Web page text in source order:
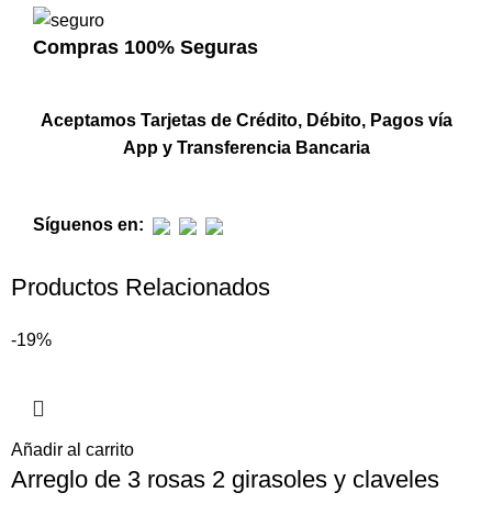
Compras 100% Seguras
Aceptamos Tarjetas de Crédito, Débito, Pagos vía
App y Transferencia Bancaria
Síguenos en:
Productos Relacionados
-19%
Añadir al carrito
Arreglo de 3 rosas 2 girasoles y claveles